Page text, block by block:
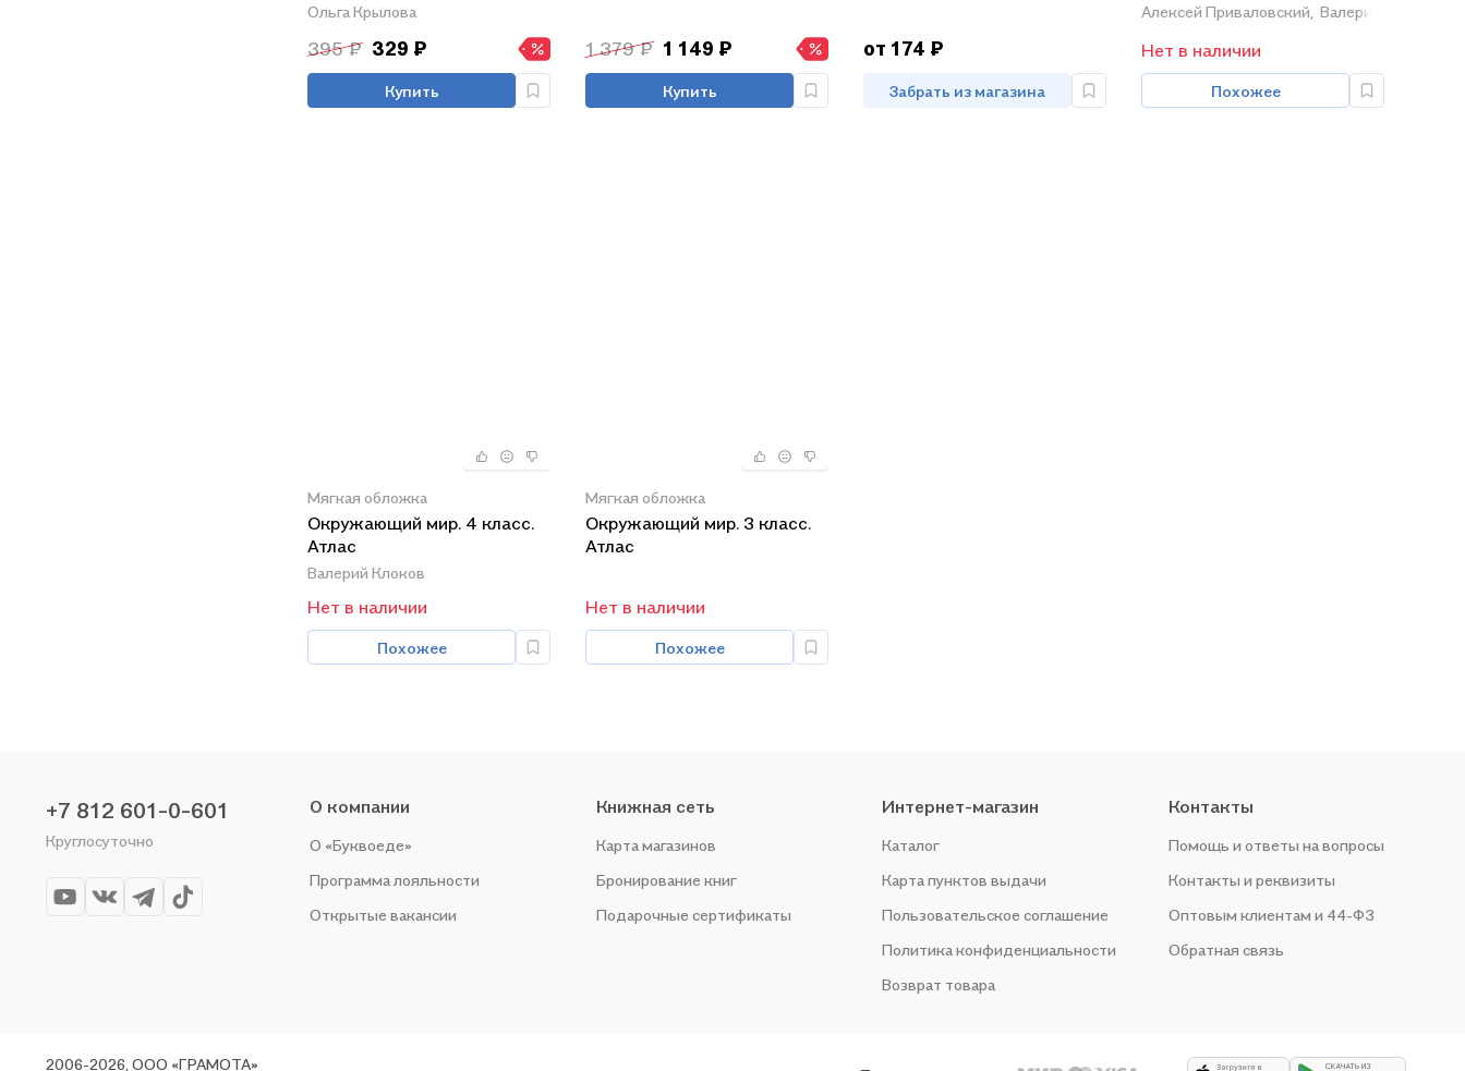
Ольга Крылова
395 ₽ 329 ₽
Купить
1 379 ₽ 1 149 ₽
Купить
от 174 ₽
Забрать из магазина
Алексей Приваловский, Валерий Клоков,
Нет в наличии
Похожее
Мягкая обложка
Окружающий мир. 4 класс.
Атлас
Валерий Клоков
Нет в наличии
Похожее
Мягкая обложка
Окружающий мир. 3 класс.
Атлас
Нет в наличии
Похожее
+7 812 601-0-601
Круглосуточно
О компании
О «Буквоеде»
Программа лояльности
Открытые вакансии
Книжная сеть
Карта магазинов
Бронирование книг
Подарочные сертификаты
Интернет-магазин
Каталог
Карта пунктов выдачи
Пользовательское соглашение
Политика конфиденциальности
Возврат товара
Контакты
Помощь и ответы на вопросы
Контакты и реквизиты
Оптовым клиентам и 44-ФЗ
Обратная связь
2006-2026, ООО «ГРАМОТА»